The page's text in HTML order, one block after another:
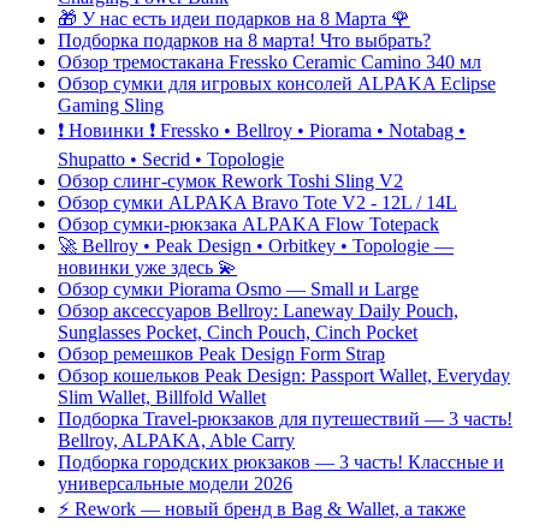
🎁 У нас есть идеи подарков на 8 Марта 🌹
Подборка подарков на 8 марта! Что выбрать?
Обзор тремостакана Fressko Ceramic Camino 340 мл
Обзор сумки для игровых консолей ALPAKA Eclipse
Gaming Sling
❗️ Новинки ❗️ Fressko • Bellroy • Piorama • Notabag •
Shupatto • Secrid • Topologie
Обзор слинг-сумок Rework Toshi Sling V2
Обзор сумки ALPAKA Bravo Tote V2 - 12L / 14L
Обзор сумки-рюкзака ALPAKA Flow Totepack
🚀 Bellroy • Peak Design • Orbitkey • Topologie —
новинки уже здесь 💫
Обзор сумки Piorama Osmo — Small и Large
Обзор аксессуаров Bellroy: Laneway Daily Pouch,
Sunglasses Pocket, Cinch Pouch, Cinch Pocket
Обзор ремешков Peak Design Form Strap
Обзор кошельков Peak Design: Passport Wallet, Everyday
Slim Wallet, Billfold Wallet
Подборка Travel-рюкзаков для путешествий — 3 часть!
Bellroy, ALPAKA, Able Carry
Подборка городских рюкзаков — 3 часть! Классные и
универсальные модели 2026
⚡️ Rework — новый бренд в Bag & Wallet, а также